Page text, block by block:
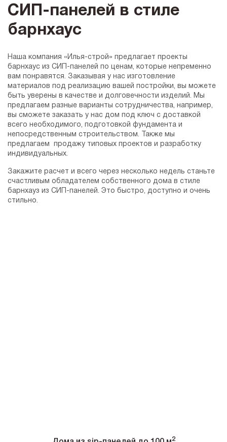
СИП-панелей в стиле
барнхаус
Наша компания «Илья-строй» предлагает проекты
барнхаус из СИП-панелей по ценам, которые непременно
вам понравятся. Заказывая у нас изготовление
материалов под реализацию вашей постройки, вы можете
быть уверены в качестве и долговечности изделий. Мы
предлагаем разные варианты сотрудничества, например,
вы сможете заказать у нас дом под ключ с доставкой
всего необходимого, подготовкой фундамента и
непосредственным строительством. Также мы
предлагаем продажу типовых проектов и разработку
индивидуальных.
Закажите расчет и всего через несколько недель станьте
счастливым обладателем собственного дома в стиле
барнхауз из СИП-панелей. Это быстро, доступно и очень
стильно.
2